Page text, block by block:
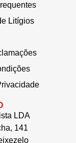
Litígios
LDA
141